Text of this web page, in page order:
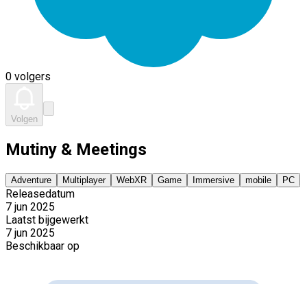
0 volgers
Volgen
Mutiny & Meetings
Adventure Multiplayer WebXR Game Immersive mobile PC
Releasedatum
7 jun 2025
Laatst bijgewerkt
7 jun 2025
Beschikbaar op